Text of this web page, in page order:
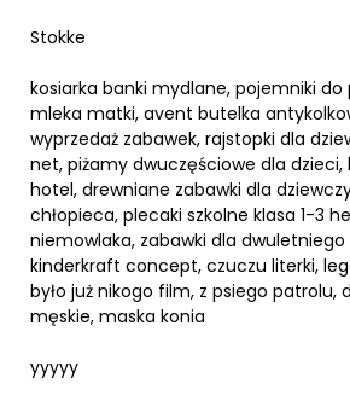
Stokke
kosiarka banki mydlane, pojemniki
mleka matki, avent butelka
wyprzedaż zabawek, rajstopki dla
net, piżamy dwuczęściowe dla
hotel, drewniane zabawki dla
chłopieca, plecaki szkolne klasa 1-3
niemowlaka, zabawki dla dwuletniego
kinderkraft concept, czuczu literki,
było już nikogo film, z psiego patrolu,
męskie, maska konia
yyyyy